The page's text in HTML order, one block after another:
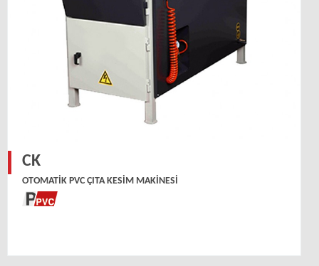
CK
OTOMATIK PVC ÇITA KESIM MAKINESI